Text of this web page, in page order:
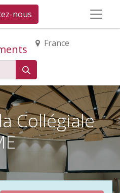
nous
France
Collégiale